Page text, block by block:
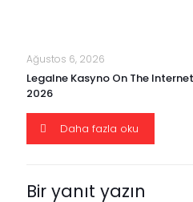
Ağustos 6, 2026
Legalne Kasyno On The
2026
Daha fazla oku
Bir yanıt yazın